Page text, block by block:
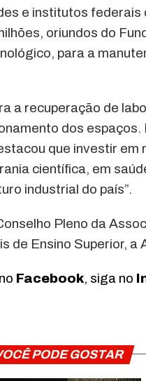
e institutos federais
oriundos do
para a
a recuperação de
dos espaços.
que investir em
científica, em
industrial do país”.
Pleno da
de Ensino Superior, a
Facebook, siga no
PODE GOSTAR